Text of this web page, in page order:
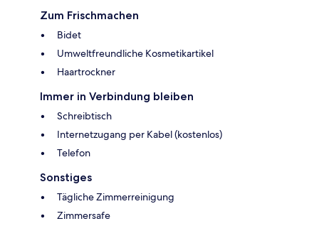
Zum Frischmachen
Bidet
Umweltfreundliche Kosmetikartikel
Haartrockner
Immer in Verbindung bleiben
Schreibtisch
Internetzugang per Kabel (kostenlos)
Telefon
Sonstiges
Tägliche Zimmerreinigung
Zimmersafe